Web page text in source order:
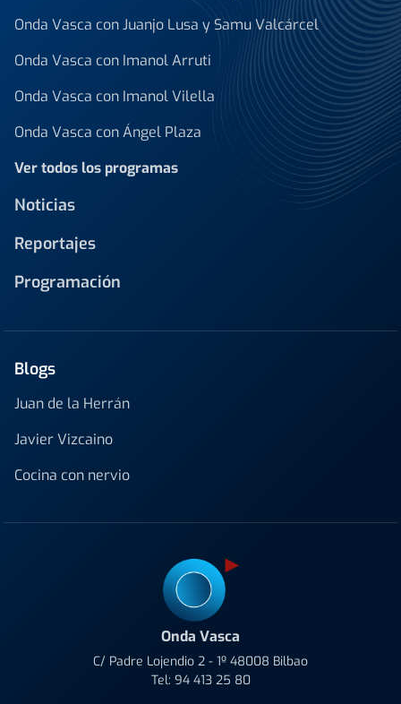
Onda Vasca con Juanjo Lusa y Samu Valcárcel
Onda Vasca con Imanol Arruti
Onda Vasca con Imanol Vilella
Onda Vasca con Ángel Plaza
Ver todos los programas
Noticias
Reportajes
Programación
Blogs
Juan de la Herrán
Javier Vizcaino
Cocina con nervio
Onda Vasca
C/ Padre Lojendio 2 - 1º 48008 Bilbao
Tel: 94 413 25 80